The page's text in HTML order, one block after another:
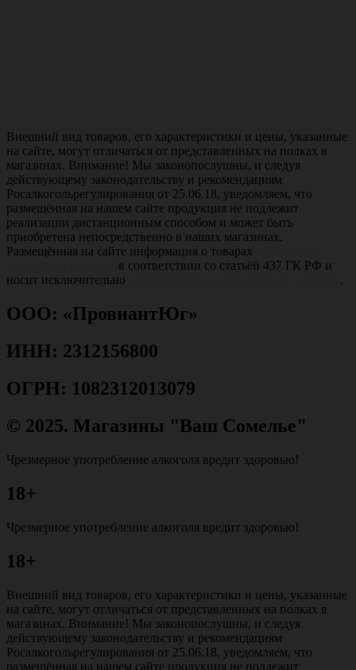
Внешний вид товаров, его характеристики и цены, указанные
на сайте, могут отличаться от представленных на полках в
магазинах. Внимание! Мы законопослушны, и следуя
действующему законодательству и рекомендациям
Росалкогольрегулирования от 25.06.18, уведомляем, что
размещённая на нашем сайте продукция не подлежит
реализации дистанционным способом и может быть
приобретена непосредственно в наших магазинах.
Размещённая на сайте информация о товарах
в соответствии со статьёй 437 ГК РФ и
носит исключительно
.
ООО: «ПровиантЮг»
ИНН: 2312156800
ОГРН: 1082312013079
© 2025. Магазины "Ваш Сомелье"
Чрезмерное употребление алкоголя вредит здоровью!
18+
Чрезмерное употребление алкоголя вредит здоровью!
18+
Внешний вид товаров, его характеристики и цены, указанные
на сайте, могут отличаться от представленных на полках в
магазинах. Внимание! Мы законопослушны, и следуя
действующему законодательству и рекомендациям
Росалкогольрегулирования от 25.06.18, уведомляем, что
размещённая на нашем сайте продукция не подлежит